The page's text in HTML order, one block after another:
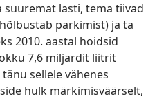
suuremat lasti, tema tiivad
parkimist) ja ta
2010. aastal hoidsid
7,6 miljardit liitrit
sellele vähenes
hulk märkimisväärselt,